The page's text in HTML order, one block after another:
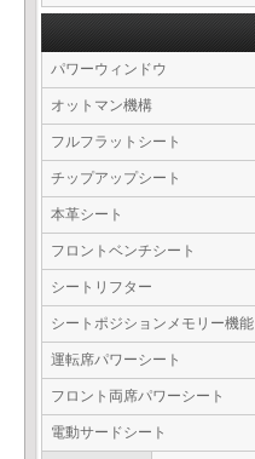
パワーウィンドウ
オットマン機構
フルフラットシート
チップアップシート
本革シート
フロントベンチシート
シートリフター
シートポジションメモリー機能
運転席パワーシート
フロント両席パワーシート
電動サードシート